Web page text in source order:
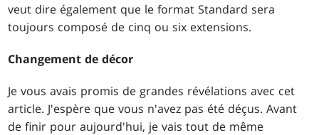
veut dire également que le format Standard sera
toujours composé de cinq ou six extensions.
Changement de décor
Je vous avais promis de grandes révélations avec cet
article. J'espère que vous n'avez pas été déçus. Avant
de finir pour aujourd'hui, je vais tout de même